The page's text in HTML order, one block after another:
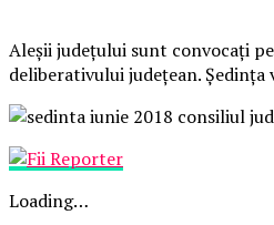
Aleșii județului sunt convocați
deliberativului județean. Ședința
Loading…